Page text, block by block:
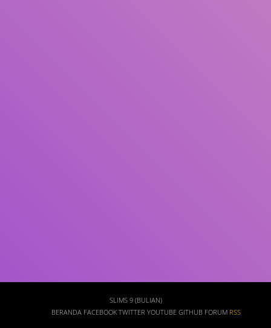
SLIMS 9 (BULIAN)
BERANDA FACEBOOK TWITTER YOUTUBE GITHUB FORUM RSS